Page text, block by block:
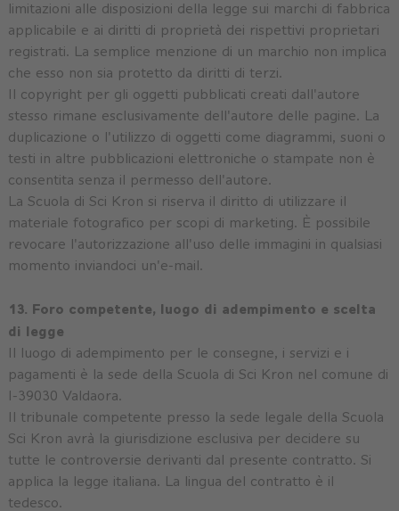
limitazioni alle disposizioni della legge sui marchi di fabbrica
applicabile e ai diritti di proprietà dei rispettivi proprietari
registrati. La semplice menzione di un marchio non implica
che esso non sia protetto da diritti di terzi.
Il copyright per gli oggetti pubblicati creati dall'autore
stesso rimane esclusivamente dell'autore delle pagine. La
duplicazione o l'utilizzo di oggetti come diagrammi, suoni o
testi in altre pubblicazioni elettroniche o stampate non è
consentita senza il permesso dell'autore.
La Scuola di Sci Kron si riserva il diritto di utilizzare il
materiale fotografico per scopi di marketing. È possibile
revocare l'autorizzazione all'uso delle immagini in qualsiasi
momento inviandoci un'e-mail.
13. Foro competente, luogo di adempimento e scelta
di legge
Il luogo di adempimento per le consegne, i servizi e i
pagamenti è la sede della Scuola di Sci Kron nel comune di
I-39030 Valdaora.
Il tribunale competente presso la sede legale della Scuola
Sci Kron avrà la giurisdizione esclusiva per decidere su
tutte le controversie derivanti dal presente contratto. Si
applica la legge italiana. La lingua del contratto è il
tedesco.